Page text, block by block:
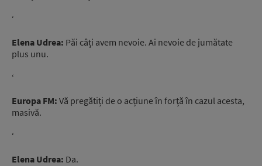
‘
Elena Udrea: Păi câți avem nevoie. Ai nevoie de jumătate
plus unu.
‘
Europa FM: Vă pregătiți de o acțiune în forță în cazul acesta,
masivă.
‘
Elena Udrea: Da.